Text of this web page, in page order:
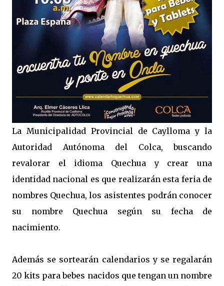
La Municipalidad Provincial de Caylloma y la
Autoridad Autónoma del Colca, buscando
revalorar el idioma Quechua y crear una
identidad nacional es que realizarán esta feria de
nombres Quechua, los asistentes podrán conocer
su nombre Quechua según su fecha de
nacimiento.
Además se sortearán calendarios y se regalarán
20 kits para bebes nacidos que tengan un nombre